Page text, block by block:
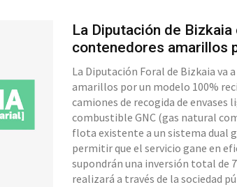
La Diputación de
contenedores amarillos
La Diputación Foral de Bizkaia va
amarillos por un modelo 100%
camiones de recogida de envases
combustible GNC (gas natural
flota existente a un sistema dual
permitir que el servicio gane en
supondrán una inversión total de
realizará a través de la sociedad